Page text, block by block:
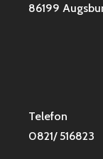
86199
Telefon
0821/ 516823